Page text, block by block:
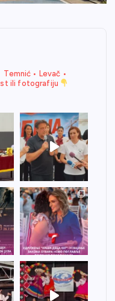
Temnić • Levač •
ili fotografiju